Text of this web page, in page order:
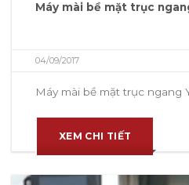
Máy mài bề mặt trục
04/09/2017
Máy mài bề mặt trục ngang
XEM CHI TIẾT